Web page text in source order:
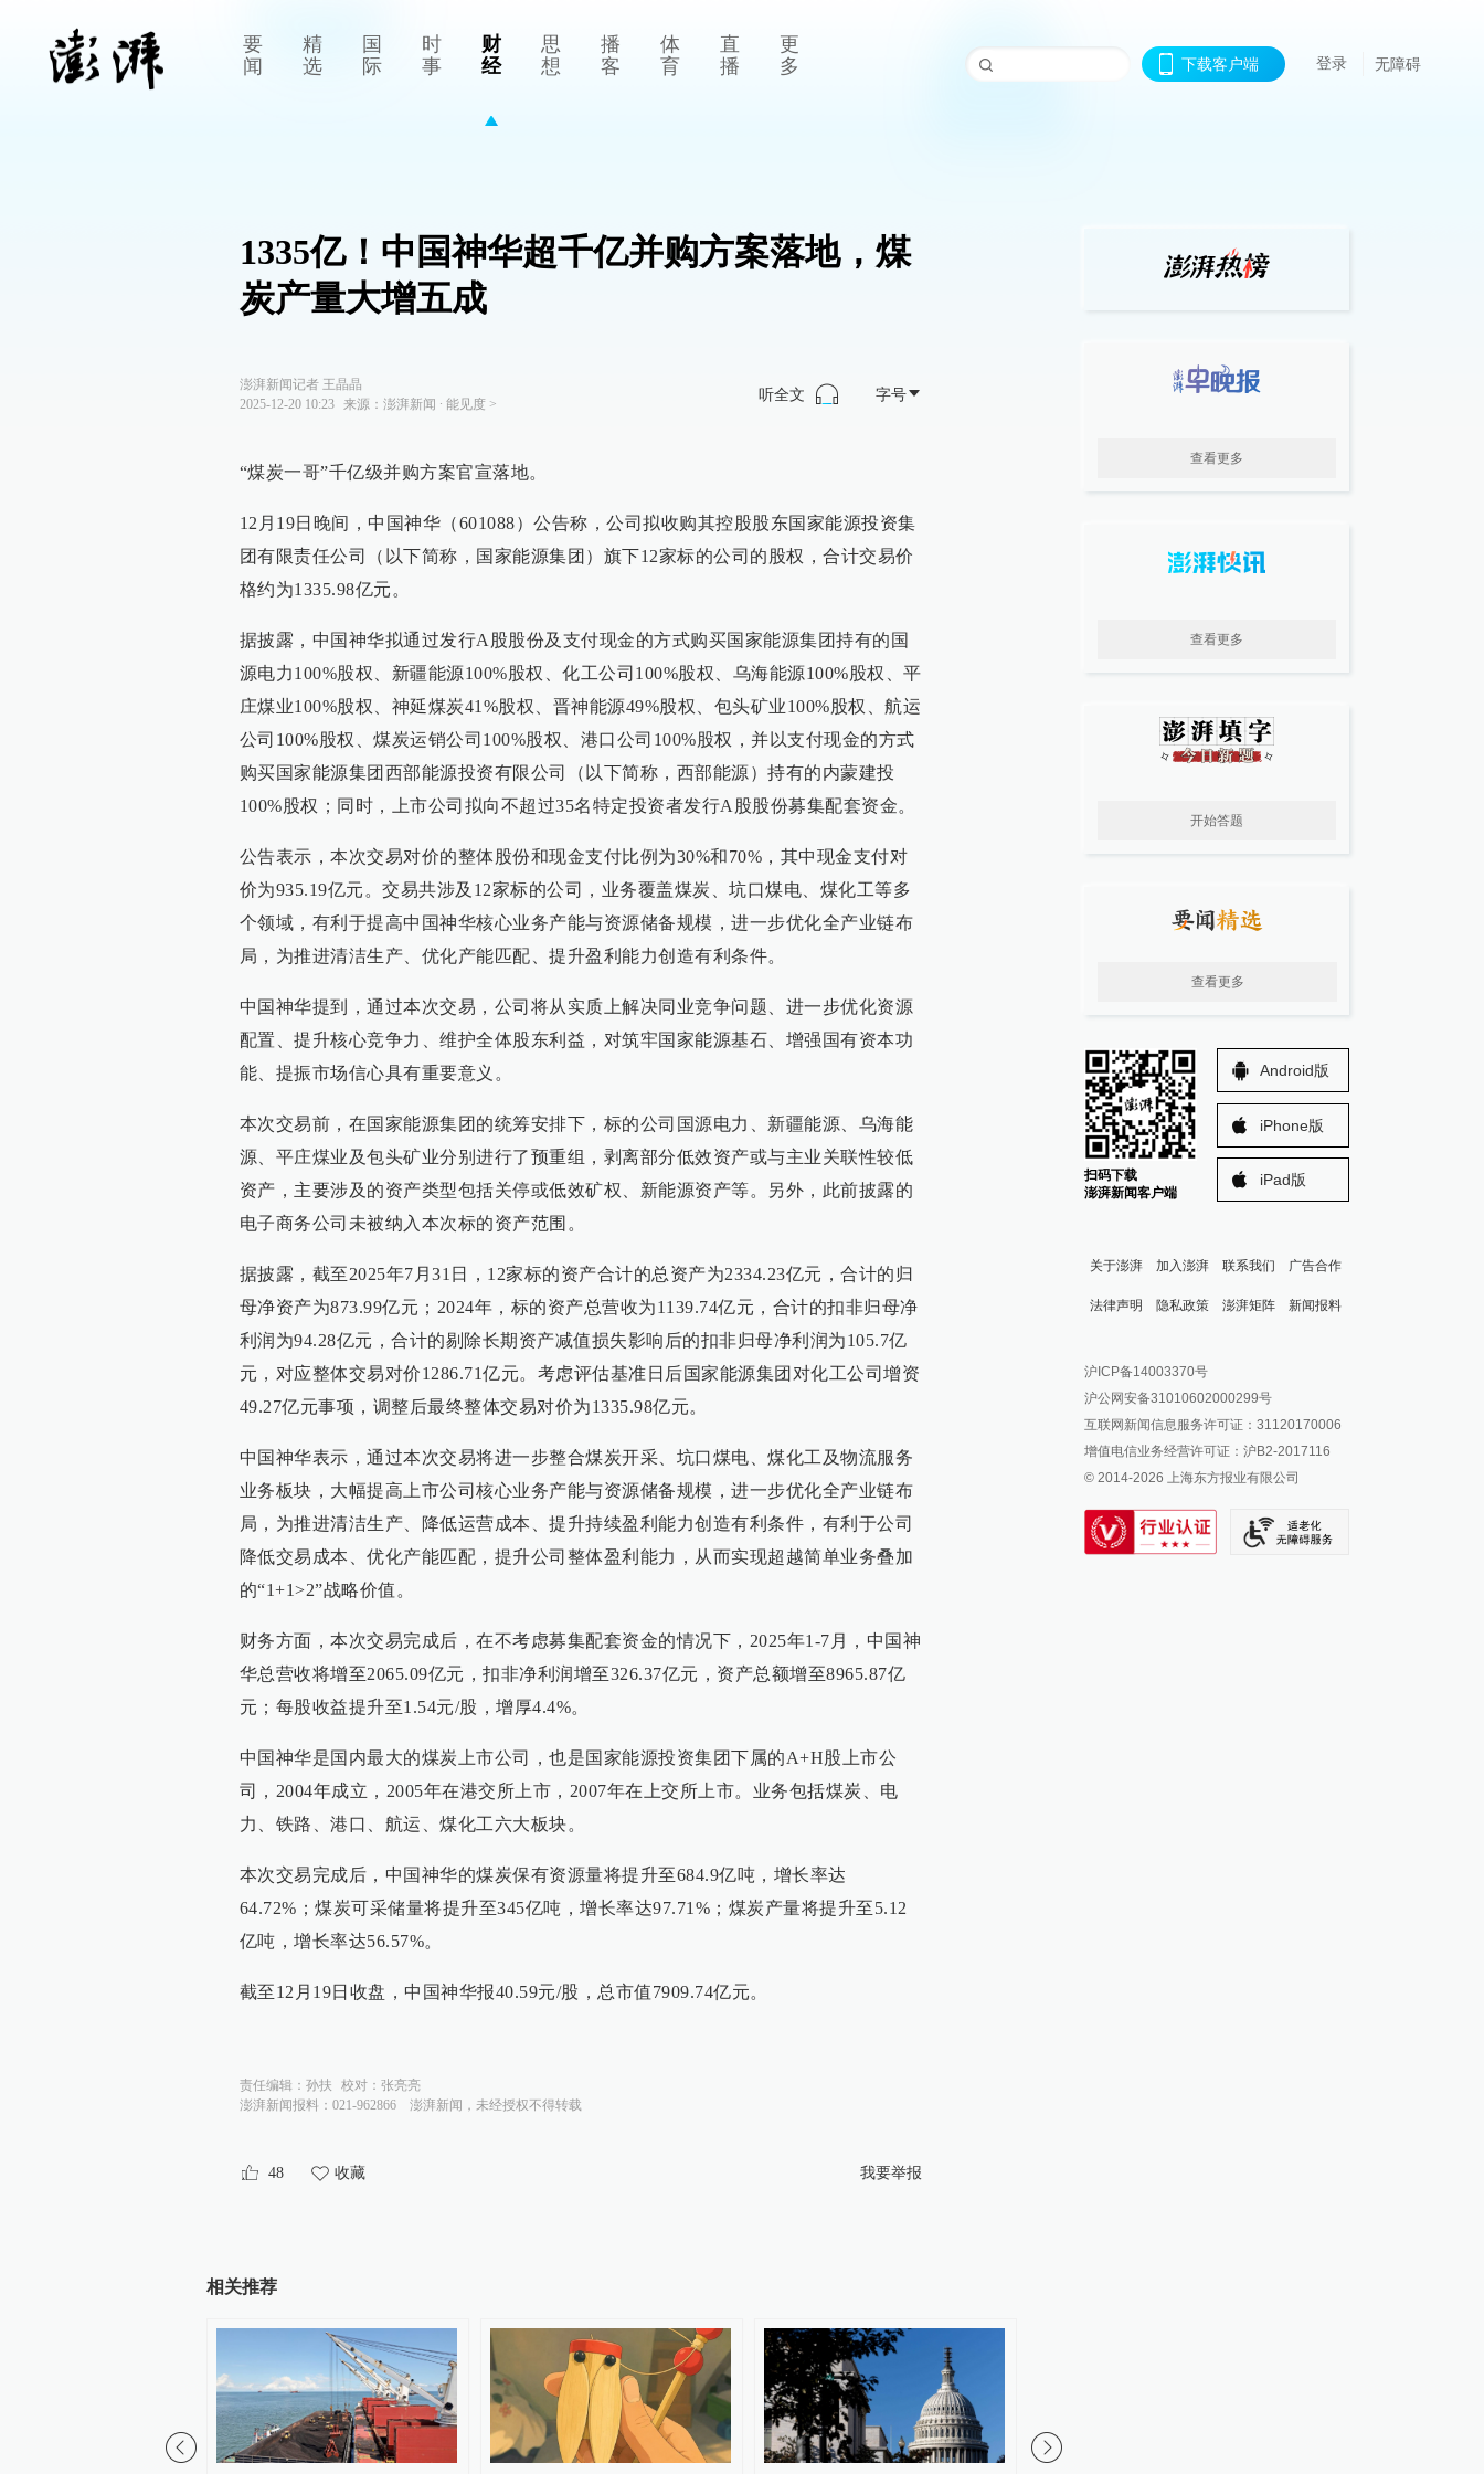
要
闻
精
选
国
际
时
事
财
经
思
想
播
客
体
育
直
播
更
多
下载客户端 登录 无障碍
1335亿！中国神华超千亿并购方案落地，煤
炭产量大增五成
澎湃新闻记者 王晶晶
2025-12-20 10:23
来源： 澎湃新闻 ∙ 能见度>
听全文 字号
“煤炭一哥”千亿级并购方案官宣落地。
12月19日晚间，中国神华（601088）公告称，公司拟收购其控股股东国家能源投资集
团有限责任公司（以下简称，国家能源集团）旗下12家标的公司的股权，合计交易价
格约为1335.98亿元。
据披露，中国神华拟通过发行A股股份及支付现金的方式购买国家能源集团持有的国
源电力100%股权、新疆能源100%股权、化工公司100%股权、乌海能源100%股权、平
庄煤业100%股权、神延煤炭41%股权、晋神能源49%股权、包头矿业100%股权、航运
公司100%股权、煤炭运销公司100%股权、港口公司100%股权，并以支付现金的方式
购买国家能源集团西部能源投资有限公司（以下简称，西部能源）持有的内蒙建投
100%股权；同时，上市公司拟向不超过35名特定投资者发行A股股份募集配套资金。
公告表示，本次交易对价的整体股份和现金支付比例为30%和70%，其中现金支付对
价为935.19亿元。交易共涉及12家标的公司，业务覆盖煤炭、坑口煤电、煤化工等多
个领域，有利于提高中国神华核心业务产能与资源储备规模，进一步优化全产业链布
局，为推进清洁生产、优化产能匹配、提升盈利能力创造有利条件。
中国神华提到，通过本次交易，公司将从实质上解决同业竞争问题、进一步优化资源
配置、提升核心竞争力、维护全体股东利益，对筑牢国家能源基石、增强国有资本功
能、提振市场信心具有重要意义。
本次交易前，在国家能源集团的统筹安排下，标的公司国源电力、新疆能源、乌海能
源、平庄煤业及包头矿业分别进行了预重组，剥离部分低效资产或与主业关联性较低
资产，主要涉及的资产类型包括关停或低效矿权、新能源资产等。另外，此前披露的
电子商务公司未被纳入本次标的资产范围。
据披露，截至2025年7月31日，12家标的资产合计的总资产为2334.23亿元，合计的归
母净资产为873.99亿元；2024年，标的资产总营收为1139.74亿元，合计的扣非归母净
利润为94.28亿元，合计的剔除长期资产减值损失影响后的扣非归母净利润为105.7亿
元，对应整体交易对价1286.71亿元。考虑评估基准日后国家能源集团对化工公司增资
49.27亿元事项，调整后最终整体交易对价为1335.98亿元。
中国神华表示，通过本次交易将进一步整合煤炭开采、坑口煤电、煤化工及物流服务
业务板块，大幅提高上市公司核心业务产能与资源储备规模，进一步优化全产业链布
局，为推进清洁生产、降低运营成本、提升持续盈利能力创造有利条件，有利于公司
降低交易成本、优化产能匹配，提升公司整体盈利能力，从而实现超越简单业务叠加
的“1+1>2”战略价值。
财务方面，本次交易完成后，在不考虑募集配套资金的情况下，2025年1-7月，中国神
华总营收将增至2065.09亿元，扣非净利润增至326.37亿元，资产总额增至8965.87亿
元；每股收益提升至1.54元/股，增厚4.4%。
中国神华是国内最大的煤炭上市公司，也是国家能源投资集团下属的A+H股上市公
司，2004年成立，2005年在港交所上市，2007年在上交所上市。业务包括煤炭、电
力、铁路、港口、航运、煤化工六大板块。
本次交易完成后，中国神华的煤炭保有资源量将提升至684.9亿吨，增长率达
64.72%；煤炭可采储量将提升至345亿吨，增长率达97.71%；煤炭产量将提升至5.12
亿吨，增长率达56.57%。
截至12月19日收盘，中国神华报40.59元/股，总市值7909.74亿元。
责任编辑： 孙扶 校对： 张亮亮
澎湃新闻报料：021-962866
澎湃新闻，未经授权不得转载
48 收藏 我要举报
相关推荐
查看更多
查看更多
开始答题
查看更多
扫码下载
澎湃新闻客户端
Android版
iPhone版
iPad版
关于澎湃 加入澎湃 联系我们 广告合作
法律声明 隐私政策 澎湃矩阵
澎湃新闻公众号
澎湃新闻抖音号
派生万物开放平台
IP SHANGHAI
SIXTH TONE
新闻报料
报料邮箱: news@thepaper.cn
沪ICP备14003370号
沪公网安备31010602000299号
互联网新闻信息服务许可证：31120170006
增值电信业务经营许可证：沪B2-2017116
© 2014-2026 上海东方报业有限公司